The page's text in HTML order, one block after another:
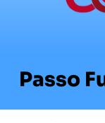
Passo